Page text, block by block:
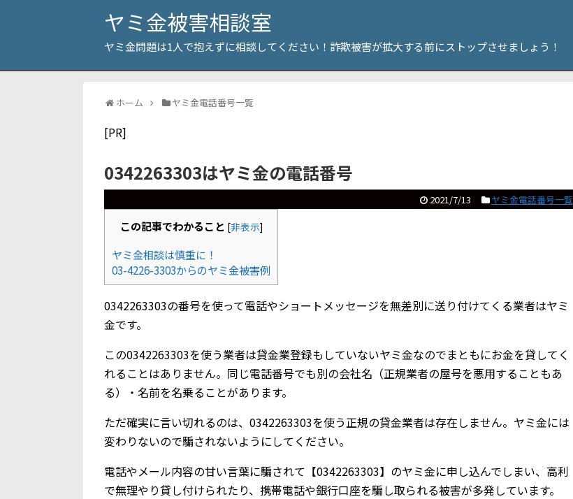
ヤミ金被害相談室
ヤミ金問題は1人で抱えずに相談してください！詐欺被害が拡大する前にストップさせましょう！
ホーム ヤミ金電話番号一覧
[PR]
0342263303はヤミ金の電話番号
2021/7/13 ヤミ金電話番号一覧
この記事でわかること [非表示]
ヤミ金相談は慎重に！
03-4226-3303からのヤミ金被害例
0342263303の番号を使って電話やショートメッセージを無差別に送り付けてくる業者はヤミ
金です。
この0342263303を使う業者は貸金業登録もしていないヤミ金なのでまともにお金を貸してく
れることはありません。同じ電話番号でも別の会社名（正規業者の屋号を悪用することもあ
る）・名前を名乗ることがあります。
ただ確実に言い切れるのは、0342263303を使う正規の貸金業者は存在しません。ヤミ金には
変わりないので騙されないようにしてください。
電話やメール内容の甘い言葉に騙されて【0342263303】のヤミ金に申し込んでしまい、高利
で無理やり貸し付けられたり、携帯電話や銀行口座を騙し取られる被害が多発しています。